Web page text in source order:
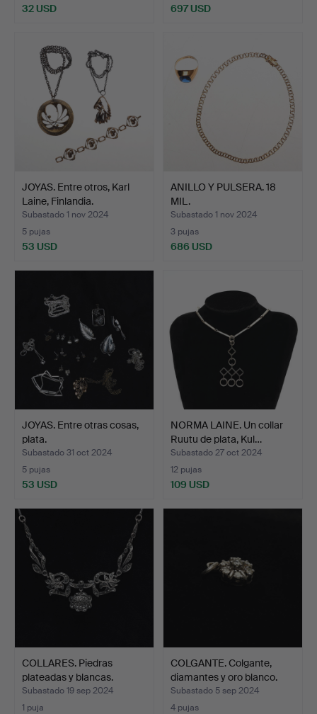
32 USD 697 USD
JOYAS. Entre otros, Karl
Laine, Finlandia.
Subastado 1 nov 2024
5 pujas
53 USD
ANILLO Y PULSERA. 18
MIL.
Subastado 1 nov 2024
3 pujas
686 USD
JOYAS. Entre otras cosas,
plata.
Subastado 31 oct 2024
5 pujas
53 USD
NORMA LAINE. Un collar
Ruutu de plata, Kul…
Subastado 27 oct 2024
12 pujas
109 USD
COLLARES. Piedras
plateadas y blancas.
Subastado 19 sep 2024
1 puja
COLGANTE. Colgante,
diamantes y oro blanco.
Subastado 5 sep 2024
4 pujas